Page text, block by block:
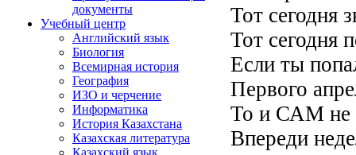
документы
Учебный центр
Английский язык
Биология
Всемирная история
География
ИЗО и черчение
Информатика
История Казахстана
Казахская литература
Казахский язык
Тот сегодня
Тот сегодня
Если ты
Первого
То и САМ не
Впереди